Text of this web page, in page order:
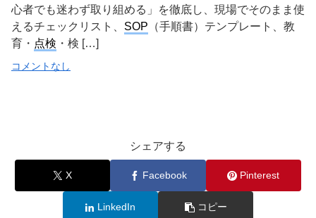
心者でも迷わず取り組める」を徹底し、現場でそのまま使
えるチェックリスト、 SOP （手順書）テンプレート、教
育・ 点検 ・検 […]
コメントなし
シェアする
X Facebook Pinterest
LinkedIn コピー